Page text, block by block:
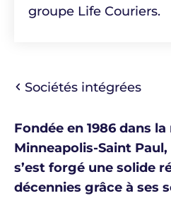
groupe Life Couriers.
Sociétés intégrées
Fondée en 1986 dans
Minneapolis-Saint
s’est forgé une solide
décennies grâce à ses